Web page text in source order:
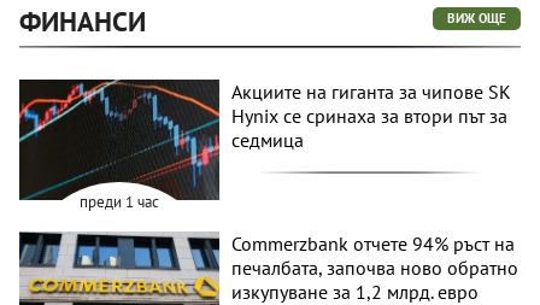
ФИНАНСИ ВИЖ ОЩЕ
преди 1 час
Акциите на гиганта за чипове SK
Hynix се сринаха за втори път за
седмица
Commerzbank отчете 94% ръст на
печалбата, започва ново обратно
изкупуване за 1,2 млрд. евро